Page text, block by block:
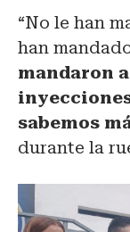
“No le han
han
mandaron
sabemos
durante la